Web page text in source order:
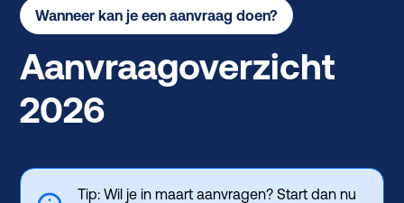
Wanneer kan je een aanvraag doen?
Aanvraagoverzicht
2026
Tip: Wil je in maart aanvragen? Start dan nu